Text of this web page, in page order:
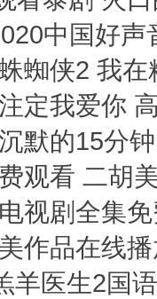
中国好
蜘侠2 我
定我爱你
默的15分
观看 二胡
视剧全集
作品在线
羊医生2国